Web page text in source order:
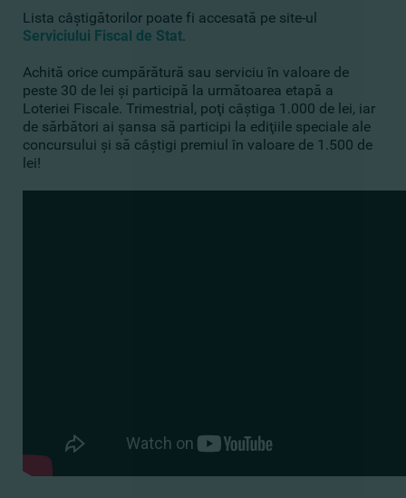
Lista câştigătorilor poate fi accesată pe site-ul
Serviciului Fiscal de Stat.
Achită orice cumpărătură sau serviciu în valoare de
peste 30 de lei şi participă la următoarea etapă a
Loteriei Fiscale. Trimestrial, poţi câştiga 1.000 de lei, iar
de sărbători ai şansa să participi la ediţiile speciale ale
concursului şi să câştigi premiul în valoare de 1.500 de
lei!